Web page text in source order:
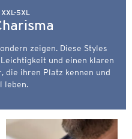
5XL
zeigen. Diese Styles
und einen klaren
die ihren Platz kennen und
leben.